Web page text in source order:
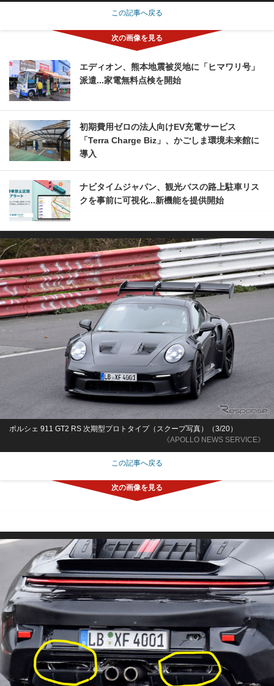
この記事へ戻る
エディオン、熊本地震被災地に「ヒマワリ号」
派遣...家電無料点検を開始
初期費用ゼロの法人向けEV充電サービス
「Terra Charge Biz」、かごしま環境未来館に
導入
ナビタイムジャパン、観光バスの路上駐車リス
クを事前に可視化...新機能を提供開始
《APOLLO NEWS SERVICE》
ポルシェ 911 GT2 RS 次期型プロトタイプ（スクープ写真）（3/20）
この記事へ戻る